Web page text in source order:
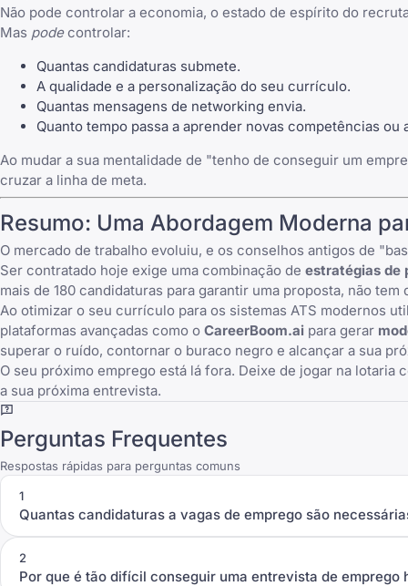
Não pode controlar a economia, o estado de espírito do
Mas podecontrolar:
Quantas candidaturas submete.
A qualidade e a personalização do seu currículo.
Quantas mensagens de networking envia.
Quanto tempo passa a aprender novas competências ou
Ao mudar a sua mentalidade de "tenho de conseguir um
cruzar a linha de meta.
Resumo: Uma Abordagem Moderna
O mercado de trabalho evoluiu, e os conselhos antigos de
Ser contratado hoje exige uma combinação de estratégias de
mais de 180 candidaturas para garantir uma proposta, não
Ao otimizar o seu currículo para os sistemas ATS modernos
plataformas avançadas como o CareerBoom.ai para gerar
superar o ruído, contornar o buraco negro e alcançar a sua
O seu próximo emprego está lá fora. Deixe de jogar na
a sua próxima entrevista.
Perguntas Frequentes
Respostas rápidas para perguntas comuns
1
Quantas candidaturas a vagas de emprego são
2
Por que é tão difícil conseguir uma entrevista de emprego